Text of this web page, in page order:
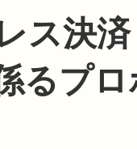
ス決
るプ